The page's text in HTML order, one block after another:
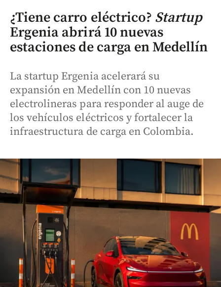
¿Tiene carro eléctrico? Startup
Ergenia abrirá 10 nuevas
estaciones de carga en Medellín
La startup Ergenia acelerará su
expansión en Medellín con 10 nuevas
electrolineras para responder al auge de
los vehículos eléctricos y fortalecer la
infraestructura de carga en Colombia.